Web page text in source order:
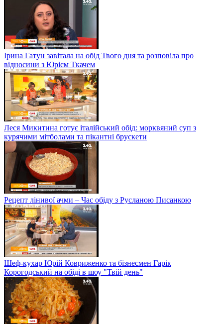
Ірина Гатун завітала на обід Твого дня та розповіла про
відносини з Юрієм Ткачем
Леся Микитина готує італійський обід: морквяний суп з
курячими мітболами та пікантні брускети
Рецепт лінивої ачми – Час обіду з Русланою Писанкою
Шеф-кухар Юрій Ковриженко та бізнесмен Гарік
Корогодський на обіді в шоу "Твій день"